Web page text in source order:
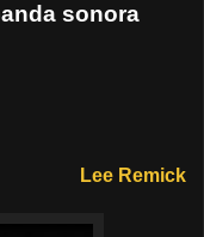
sonora
Lee Remick